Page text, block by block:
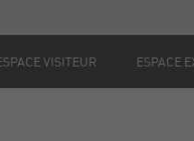
VISITEUR ESPACE